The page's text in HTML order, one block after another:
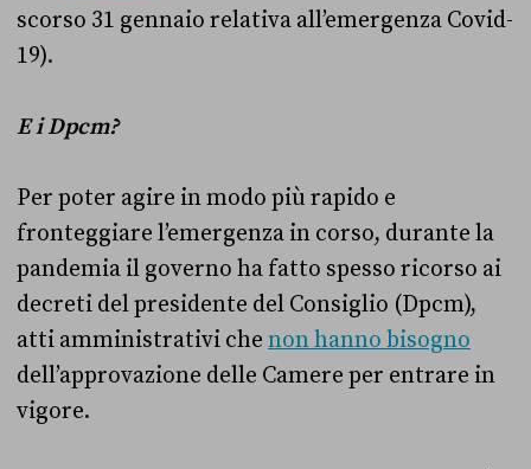
scorso 31 gennaio relativa all’emergenza Covid-
19).
E i Dpcm?
Per poter agire in modo più rapido e
fronteggiare l’emergenza in corso, durante la
pandemia il governo ha fatto spesso ricorso ai
decreti del presidente del Consiglio (Dpcm),
atti amministrativi che non hanno bisogno
dell’approvazione delle Camere per entrare in
vigore.